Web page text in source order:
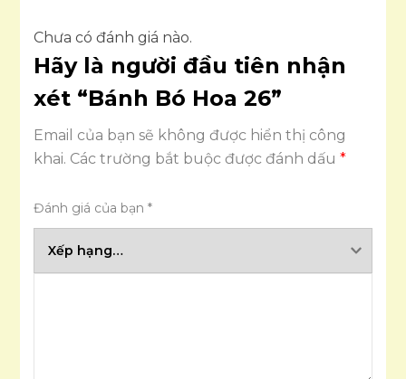
Chưa có đánh giá nào.
Hãy là người đầu tiên nhận
xét “Bánh Bó Hoa 26”
Email của bạn sẽ không được hiển thị công
khai. Các trường bắt buộc được đánh dấu*
Đánh giá của bạn*